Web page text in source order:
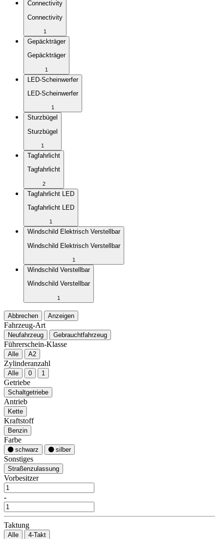
Connectivity
Connectivity
1
Gepäckträger
Gepäckträger
1
LED-Scheinwerfer
LED-Scheinwerfer
1
Sturzbügel
Sturzbügel
1
Tagfahrlicht
Tagfahrlicht
2
Tagfahrlicht LED
Tagfahrlicht LED
1
Windschild Elektrisch Verstellbar
Windschild Elektrisch Verstellbar
1
Windschild Verstellbar
Windschild Verstellbar
1
Abbrechen Anzeigen
Fahrzeug-Art
Neufahrzeug Gebrauchtfahrzeug
Führerschein-Klasse
Alle A2
Zylinderanzahl
Alle 0 1
Getriebe
Schaltgetriebe
Antrieb
Kette
Kraftstoff
Benzin
Farbe
schwarz silber
Sonstiges
Straßenzulassung
Vorbesitzer
-
Taktung
Alle 4-Takt